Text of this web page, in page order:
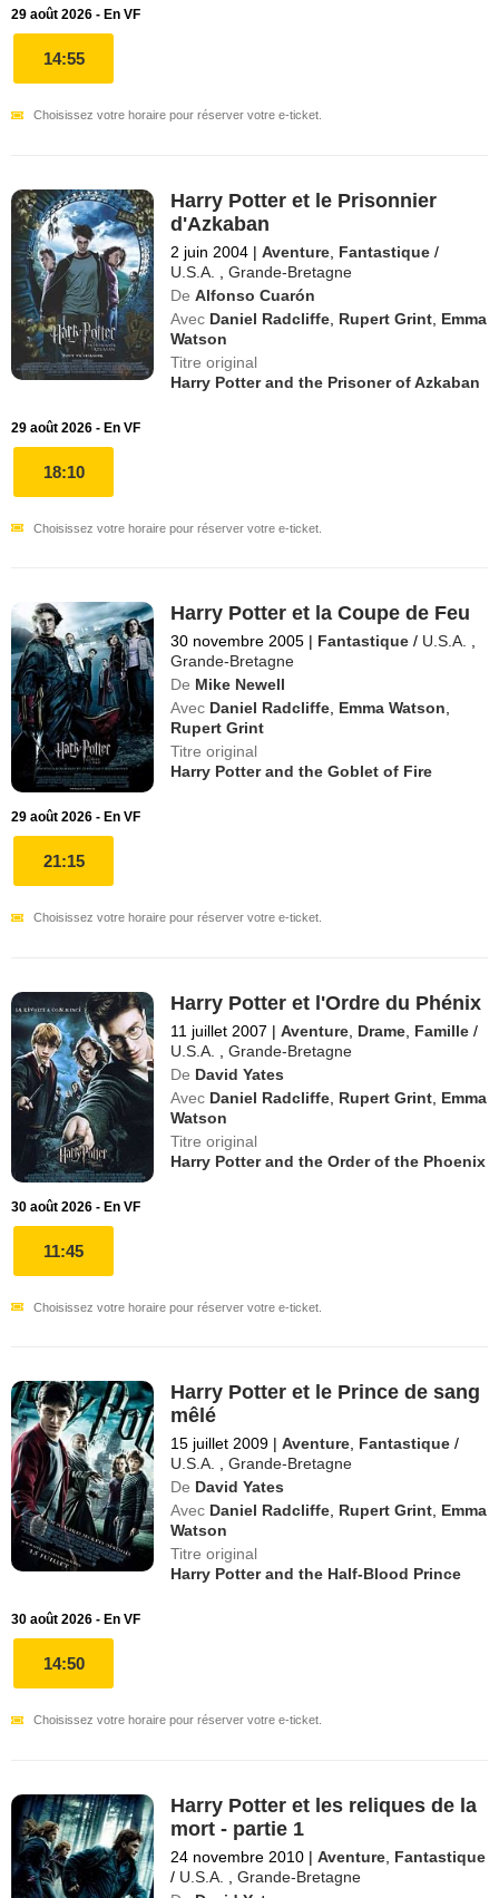
29 août 2026 - En VF
14:55
Choisissez votre horaire pour réserver votre e-ticket.
Harry Potter et le Prisonnier
d'Azkaban
2 juin 2004 | Aventure Fantastique /
U.S.A.
,Grande-Bretagne
De Alfonso Cuarón
Avec Daniel Radcliffe Rupert Grint Emma
Watson
Titre original
Harry Potter and the Prisoner of Azkaban
29 août 2026 - En VF
18:10
Choisissez votre horaire pour réserver votre e-ticket.
Harry Potter et la Coupe de Feu
30 novembre 2005 | Fantastique / U.S.A. ,
Grande-Bretagne
De Mike Newell
Avec Daniel Radcliffe, Emma Watson,
Rupert Grint
Titre original
Harry Potter and the Goblet of Fire
29 août 2026 - En VF
21:15
Choisissez votre horaire pour réserver votre e-ticket.
Harry Potter et l'Ordre du Phénix
11 juillet 2007 | Aventure Drame Famille /
U.S.A.
,Grande-Bretagne
De David Yates
Avec Daniel Radcliffe Rupert Grint Emma
Watson
Titre original
Harry Potter and the Order of the Phoenix
30 août 2026 - En VF
11:45
Choisissez votre horaire pour réserver votre e-ticket.
Harry Potter et le Prince de sang
mêlé
15 juillet 2009 | Aventure, Fantastique /
U.S.A. ,Grande-Bretagne
De David Yates
Avec Daniel Radcliffe, Rupert Grint, Emma
Watson
Titre original
Harry Potter and the Half-Blood Prince
30 août 2026 - En VF
14:50
Choisissez votre horaire pour réserver votre e-ticket.
Harry Potter et les reliques de la
mort - partie 1
24 novembre 2010 | Aventure Fantastique
/ U.S.A. ,Grande-Bretagne